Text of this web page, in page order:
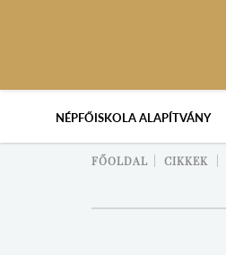
NÉPFŐISKOLA ALAPÍTVÁNY
FŐOLDAL CIKKEK